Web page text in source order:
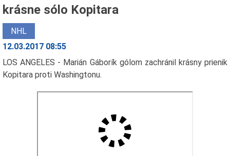
krásne sólo Kopitara
NHL
12.03.2017 08:55
LOS ANGELES - Marián Gáborík gólom zachránil krásny prienik
Kopitara proti Washingtonu.